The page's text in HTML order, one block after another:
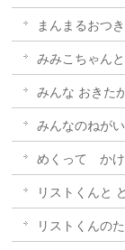
まんまるおつ
みみこちゃん
みんな おきた
みんなのねが
めくって か
リストくんと
リストくんの